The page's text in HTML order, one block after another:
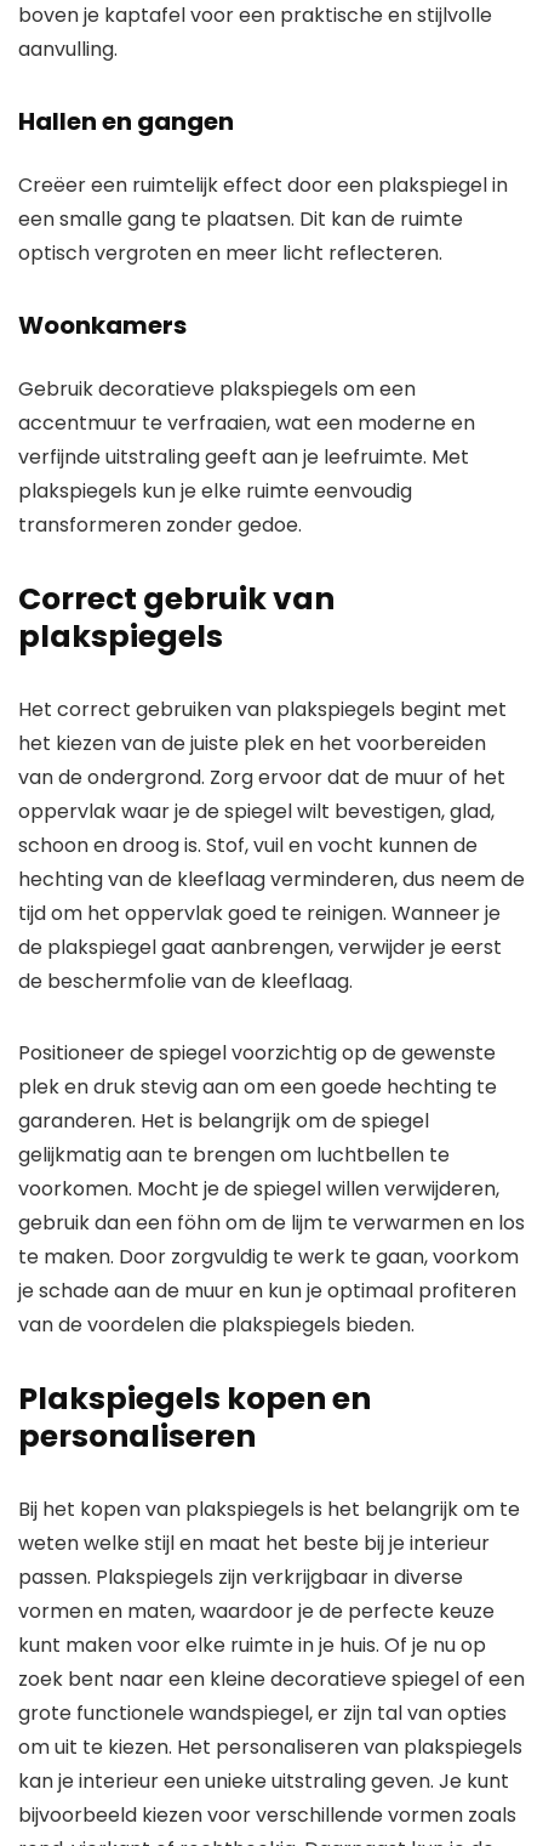
boven je kaptafel voor een praktische en stijlvolle
aanvulling.
Hallen en gangen
Creëer een ruimtelijk effect door een plakspiegel in
een smalle gang te plaatsen. Dit kan de ruimte
optisch vergroten en meer licht reflecteren.
Woonkamers
Gebruik decoratieve plakspiegels om een
accentmuur te verfraaien, wat een moderne en
verfijnde uitstraling geeft aan je leefruimte. Met
plakspiegels kun je elke ruimte eenvoudig
transformeren zonder gedoe.
Correct gebruik van
plakspiegels
Het correct gebruiken van plakspiegels begint met
het kiezen van de juiste plek en het voorbereiden
van de ondergrond. Zorg ervoor dat de muur of het
oppervlak waar je de spiegel wilt bevestigen, glad,
schoon en droog is. Stof, vuil en vocht kunnen de
hechting van de kleeflaag verminderen, dus neem de
tijd om het oppervlak goed te reinigen. Wanneer je
de plakspiegel gaat aanbrengen, verwijder je eerst
de beschermfolie van de kleeflaag.
Positioneer de spiegel voorzichtig op de gewenste
plek en druk stevig aan om een goede hechting te
garanderen. Het is belangrijk om de spiegel
gelijkmatig aan te brengen om luchtbellen te
voorkomen. Mocht je de spiegel willen verwijderen,
gebruik dan een föhn om de lijm te verwarmen en los
te maken. Door zorgvuldig te werk te gaan, voorkom
je schade aan de muur en kun je optimaal profiteren
van de voordelen die plakspiegels bieden.
Plakspiegels kopen en
personaliseren
Bij het kopen van plakspiegels is het belangrijk om te
weten welke stijl en maat het beste bij je interieur
passen. Plakspiegels zijn verkrijgbaar in diverse
vormen en maten, waardoor je de perfecte keuze
kunt maken voor elke ruimte in je huis. Of je nu op
zoek bent naar een kleine decoratieve spiegel of een
grote functionele wandspiegel, er zijn tal van opties
om uit te kiezen. Het personaliseren van plakspiegels
kan je interieur een unieke uitstraling geven. Je kunt
bijvoorbeeld kiezen voor verschillende vormen zoals